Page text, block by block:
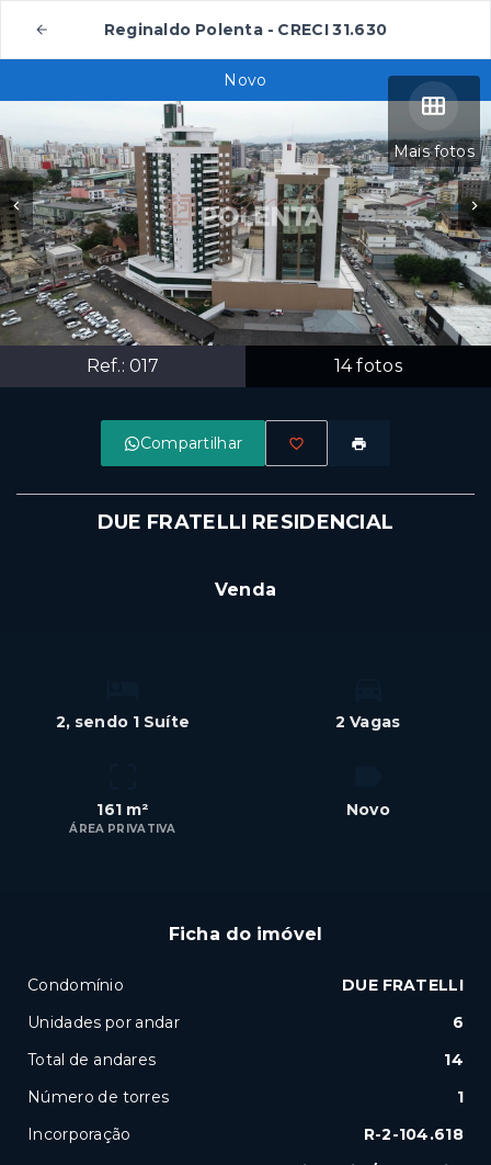
Reginaldo Polenta - CRECI 31.630
Mais fotos
Ref.: 017 14fotos
Novo
Compartilhar
DUE FRATELLI RESIDENCIAL
Venda
2, sendo 1 Suíte 2 Vagas
161 m²
ÁREA PRIVATIVA
Novo
Ficha do imóvel
Condomínio
DUE FRATELLI
Unidades por andar
6
Total de andares
14
Número de torres
1
Incorporação
R-2-104.618